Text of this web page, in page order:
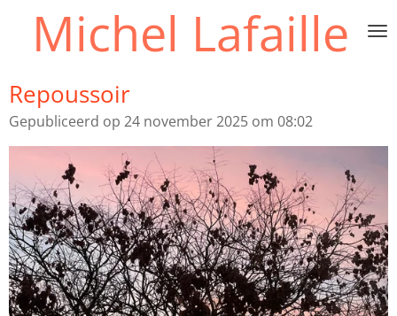
direct
hoofdinhoud
Michel Lafaille
Repoussoir
Gepubliceerd op 24 november 2025 om 08:02